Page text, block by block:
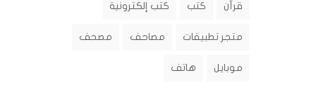
قرآن كتب كتب إلكترونية
متجر تطبيقات مصاحف مصحف
موبايل هاتف